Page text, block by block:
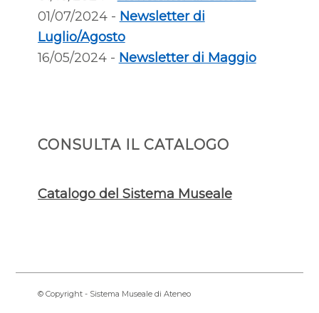
01/07/2024 - Newsletter di
Luglio/Agosto
16/05/2024 - Newsletter di Maggio
CONSULTA IL CATALOGO
Catalogo del Sistema Museale
© Copyright - Sistema Museale di Ateneo